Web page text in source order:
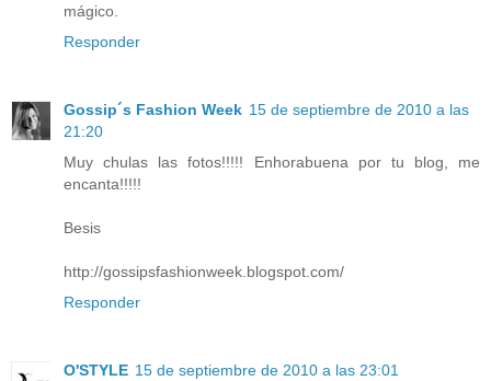
mágico.
Responder
Gossip´s Fashion Week 15 de septiembre de 2010 a las
21:20
Muy chulas las fotos!!!!! Enhorabuena por tu blog, me
encanta!!!!!
Besis
http://gossipsfashionweek.blogspot.com/
Responder
O'STYLE 15 de septiembre de 2010 a las 23:01